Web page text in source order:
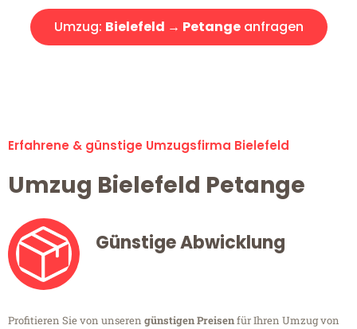
Umzug: Bielefeld → Petangeanfragen
Erfahrene & günstige Umzugsfirma Bielefeld
Umzug Bielefeld Petange
Günstige Abwicklung
Profitieren Sie von unseren günstigen Preisenfür Ihren Umzug von